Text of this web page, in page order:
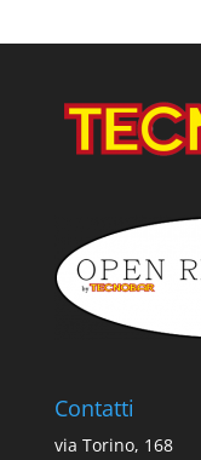
Contatti
via Torino, 168